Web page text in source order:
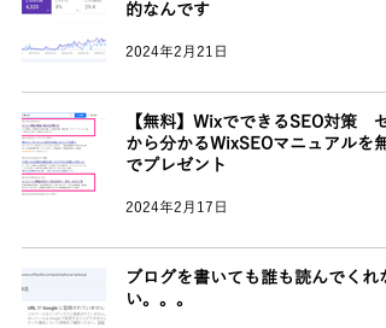
的なんです
2024年2月21日
【無料】WixでできるSEO対策 ゼ
から分かるWixSEOマニュアルを無
でプレゼント
2024年2月17日
ブログを書いても誰も読んでくれな
い。。。